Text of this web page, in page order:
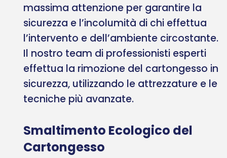
massima attenzione per garantire la
sicurezza e l’incolumità di chi effettua
l’intervento e dell’ambiente circostante.
Il nostro team di professionisti esperti
effettua la rimozione del cartongesso in
sicurezza, utilizzando le attrezzature e le
tecniche più avanzate.
Smaltimento Ecologico del
Cartongesso